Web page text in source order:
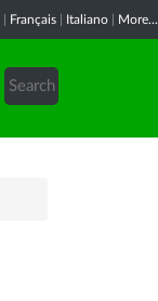
Français Italiano More...